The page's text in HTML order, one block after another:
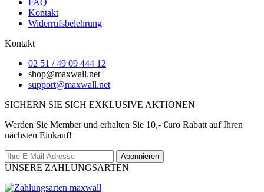
Kontakt
Widerrufsbelehrung
Kontakt
02 51 / 49 09 444 12
shop@maxwall.net
support@maxwall.net
SICHERN SIE SICH EXKLUSIVE AKTIONEN
Werden Sie Member und erhalten Sie 10,- €uro Rabatt auf Ihren
nächsten Einkauf!
Abonnieren
UNSERE ZAHLUNGSARTEN